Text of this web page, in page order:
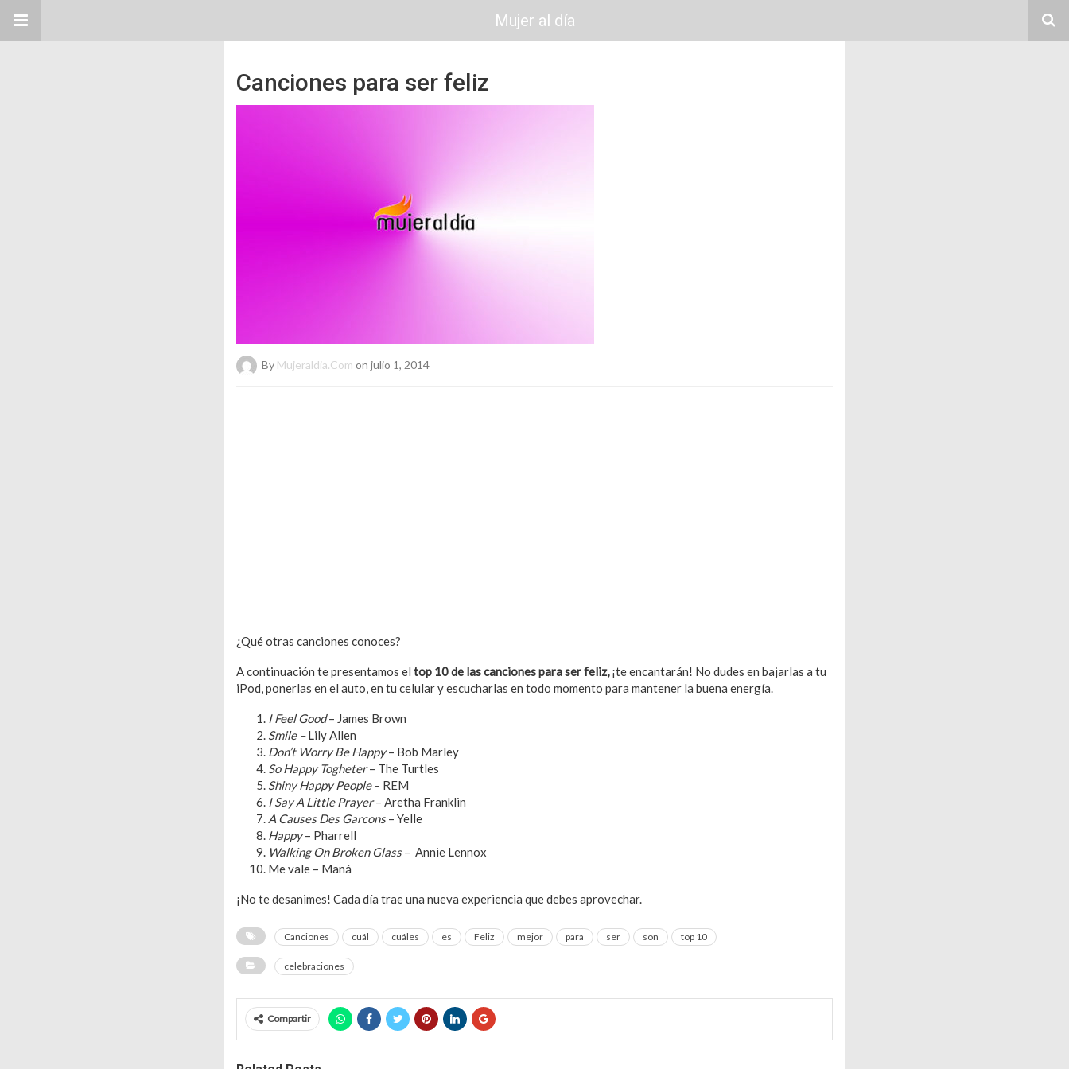
Mujer al día
Canciones para ser feliz
By Mujeraldia.com on julio 1, 2014
¿Qué otras canciones conoces?
A continuación te presentamos el top 10 de las canciones para ser feliz,¡te encantarán! No dudes en bajarlas a tu
iPod, ponerlas en el auto, en tu celular y escucharlas en todo momento para mantener la buena energía.
I Feel Good– James Brown
Smile –Lily Allen
Don’t Worry Be Happy– Bob Marley
So Happy Togheter– The Turtles
Shiny Happy People– REM
I Say A Little Prayer– Aretha Franklin
A Causes Des Garcons– Yelle
Happy– Pharrell
Walking On Broken Glass– Annie Lennox
Me vale – Maná
¡No te desanimes! Cada día trae una nueva experiencia que debes aprovechar.
Canciones cuál cuáles es Feliz mejor para ser son top 10
celebraciones
Compartir